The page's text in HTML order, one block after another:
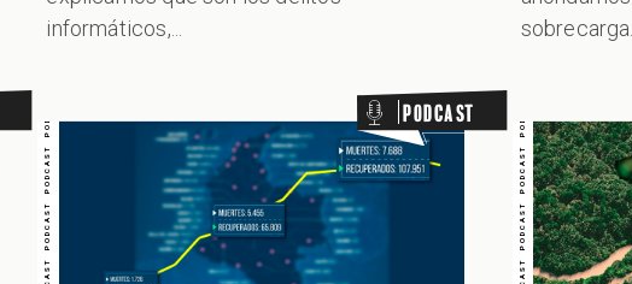
informáticos,...
sobrecarga...
PODCAST PODCAST PODCAST PODCAST PODCAST PODCAST PODCAST Podcast PODCAST PODCAST PODCAST PODCAST PODCAST PODCAST PODCAST